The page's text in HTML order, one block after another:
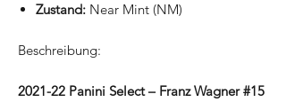
Zustand: Near Mint (NM)
Beschreibung:
2021-22 Panini Select – Franz Wagner #15